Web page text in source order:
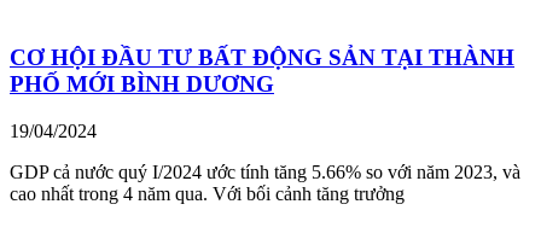
CƠ HỘI ĐẦU TƯ BẤT ĐỘNG SẢN TẠI THÀNH
PHỐ MỚI BÌNH DƯƠNG
19/04/2024
GDP cả nước quý I/2024 ước tính tăng 5.66% so với năm 2023, và
cao nhất trong 4 năm qua. Với bối cảnh tăng trưởng